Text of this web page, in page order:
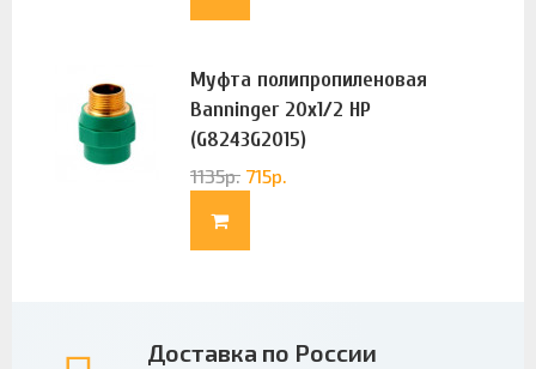
Муфта полипропиленовая
Banninger 20х1/2 НР
(G8243G2015)
1135р. 715р.
Доставка по России